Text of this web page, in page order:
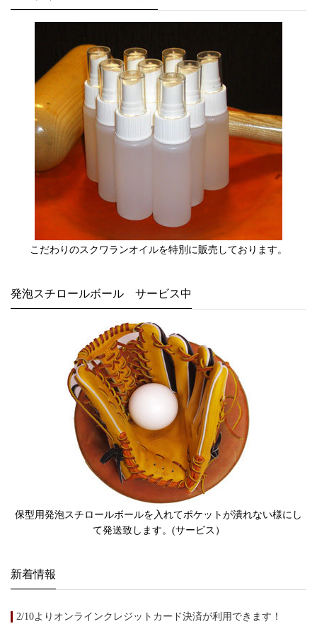
こだわりのスクワランオイルを特別に販売しております。
発泡スチロールボール サービス中
保型用発泡スチロールボールを入れてポケットが潰れない様にし
て発送致します。(サービス）
新着情報
2/10よりオンラインクレジットカード決済が利用できます！